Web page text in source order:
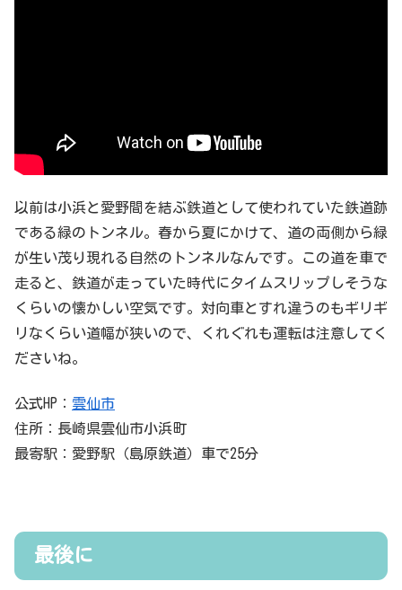
以前は小浜と愛野間を結ぶ鉄道として使われていた鉄道跡
である緑のトンネル。春から夏にかけて、道の両側から緑
が生い茂り現れる自然のトンネルなんです。この道を車で
走ると、鉄道が走っていた時代にタイムスリップしそうな
くらいの懐かしい空気です。対向車とすれ違うのもギリギ
リなくらい道幅が狭いので、くれぐれも運転は注意してく
ださいね。
公式HP： 雲仙市
住所：長崎県雲仙市小浜町
最寄駅：愛野駅（島原鉄道）車で25分
最後に